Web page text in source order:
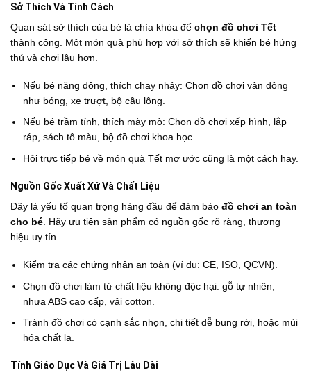
Sở Thích Và Tính Cách
Quan sát sở thích của bé là chìa khóa để chọn đồ chơi Tết
thành công. Một món quà phù hợp với sở thích sẽ khiến bé hứng
thú và chơi lâu hơn.
Nếu bé năng động, thích chạy nhảy: Chọn đồ chơi vận động
như bóng, xe trượt, bộ cầu lông.
Nếu bé trầm tính, thích mày mò: Chọn đồ chơi xếp hình, lắp
ráp, sách tô màu, bộ đồ chơi khoa học.
Hỏi trực tiếp bé về món quà Tết mơ ước cũng là một cách hay.
Nguồn Gốc Xuất Xứ Và Chất Liệu
Đây là yếu tố quan trọng hàng đầu để đảm bảo đồ chơi an toàn
cho bé . Hãy ưu tiên sản phẩm có nguồn gốc rõ ràng, thương
hiệu uy tín.
Kiểm tra các chứng nhận an toàn (ví dụ: CE, ISO, QCVN).
Chọn đồ chơi làm từ chất liệu không độc hại: gỗ tự nhiên,
nhựa ABS cao cấp, vải cotton.
Tránh đồ chơi có cạnh sắc nhọn, chi tiết dễ bung rời, hoặc mùi
hóa chất lạ.
Tính Giáo Dục Và Giá Trị Lâu Dài